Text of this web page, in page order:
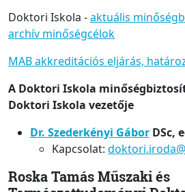
Doktori Iskola -aktuális
archív minőségcélok
MAB akkreditációs eljárás,
A Doktori Iskola
Doktori Iskola vezetője
Dr. Szederkényi Gábor DSc,
Kapcsolat:
Roska Tamás Műszaki és